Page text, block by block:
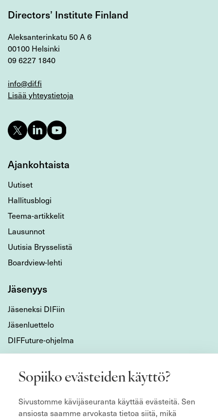
Sopiiko evästeiden käyttö?
Sivustomme kävijäseuranta käyttää evästeitä. Sen
ansiosta saamme arvokasta tietoa siitä, mikä
Directors’ Institute Finland
Aleksanterinkatu 50 A 6
00100 Helsinki
09 6227 1840
info@dif.fi
Lisää yhteystietoja
Ajankohtaista
Uutiset
Hallitusblogi
Teema-artikkelit
Lausunnot
Uutisia Brysselistä
Boardview-lehti
Jäsenyys
Jäseneksi DIFiin
Jäsenluettelo
DIFFuture-ohjelma
Mikä DIF on?
Organisaatio